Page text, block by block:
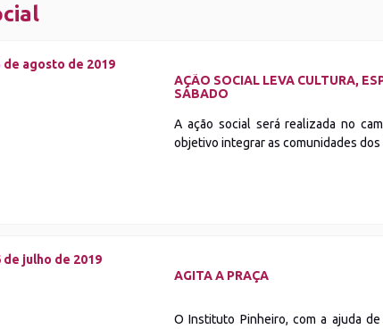
de agosto de 2019
AÇÃO SOCIAL LEVA CULTURA,
SÁBADO
A ação social será realizada no
objetivo integrar as comunidades
de julho de 2019
AGITA A PRAÇA
O Instituto Pinheiro, com a ajuda